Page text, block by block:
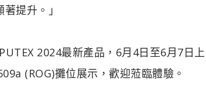
提升。」
2024最新產品，6月4日至6月7日
(ROG)攤位展示，歡迎蒞臨體驗。